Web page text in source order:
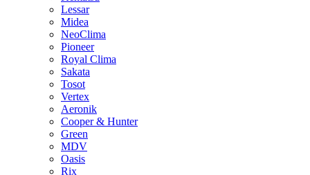
Lessar
Midea
NeoClima
Pioneer
Royal Clima
Sakata
Tosot
Vertex
Aeronik
Cooper & Hunter
Green
MDV
Oasis
Rix